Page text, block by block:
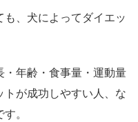
、犬によってダイエッ
年齢・食事量・運動量
が成功しやすい人、な
。